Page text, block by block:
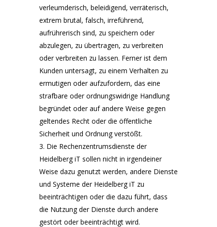
verleumderisch, beleidigend, verräterisch,
extrem brutal, falsch, irreführend,
aufrührerisch sind, zu speichern oder
abzulegen, zu übertragen, zu verbreiten
oder verbreiten zu lassen. Ferner ist dem
Kunden untersagt, zu einem Verhalten zu
ermutigen oder aufzufordern, das eine
strafbare oder ordnungswidrige Handlung
begründet oder auf andere Weise gegen
geltendes Recht oder die öffentliche
Sicherheit und Ordnung verstößt.
Die Rechenzentrumsdienste der
Heidelberg iT sollen nicht in irgendeiner
Weise dazu genutzt werden, andere Dienste
und Systeme der Heidelberg iT zu
beeinträchtigen oder die dazu führt, dass
die Nutzung der Dienste durch andere
gestört oder beeinträchtigt wird.